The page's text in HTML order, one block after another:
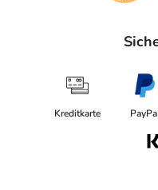
Kreditkarte